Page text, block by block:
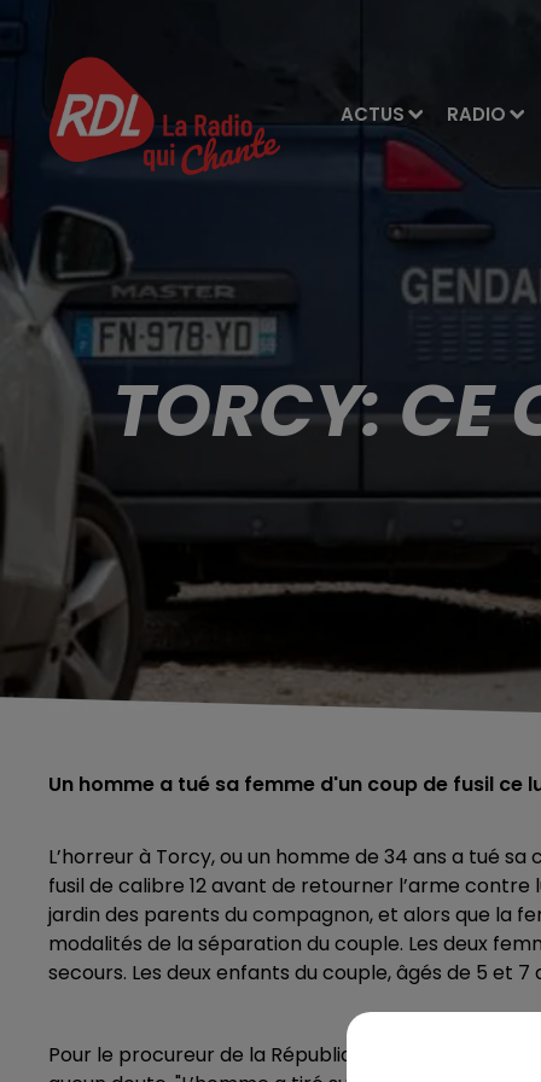
ACTUS RADIO
TORCY: CE
Un homme a tué sa femme d'un coup de fusil
L’horreur à Torcy, ou un homme de 34 ans a tué
fusil de calibre 12 avant de retourner l’arme contre
jardin des parents du compagnon, et alors que la
modalités de la séparation du couple. Les deux
secours. Les deux enfants du couple, âgés de 5 et
Pour le procureur de la République de Boulogne-